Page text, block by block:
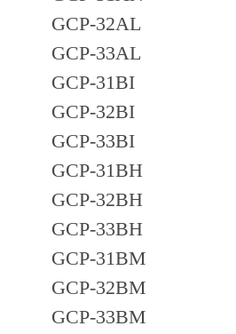
GCP-32AL
GCP-33AL
GCP-31BI
GCP-32BI
GCP-33BI
GCP-31BH
GCP-32BH
GCP-33BH
GCP-31BM
GCP-32BM
GCP-33BM